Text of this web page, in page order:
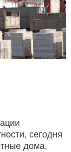
сегодня
дома,